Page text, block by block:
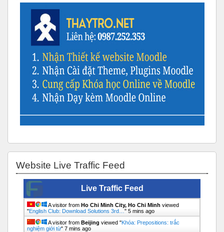
Website Live Traffic Feed
Live Traffic Feed
A visitor from Ho Chi Minh City, Ho Chi Minh viewed
"English Club: Download Solutions 3rd… " 5 mins ago
A visitor from Beijing viewed "Khóa: Prepositions: trắc
nghiệm giới từ" 7 mins ago